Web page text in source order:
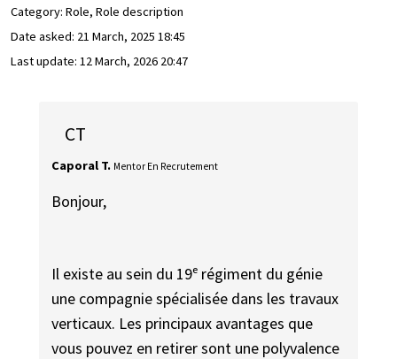
Category: Role, Role description
Date asked: 21 March, 2025 18:45
Last update: 12 March, 2026 20:47
CT
Caporal T. Mentor En Recrutement
Bonjour,
Il existe au sein du 19ᵉ régiment du génie
une compagnie spécialisée dans les travaux
verticaux. Les principaux avantages que
vous pouvez en retirer sont une polyvalence